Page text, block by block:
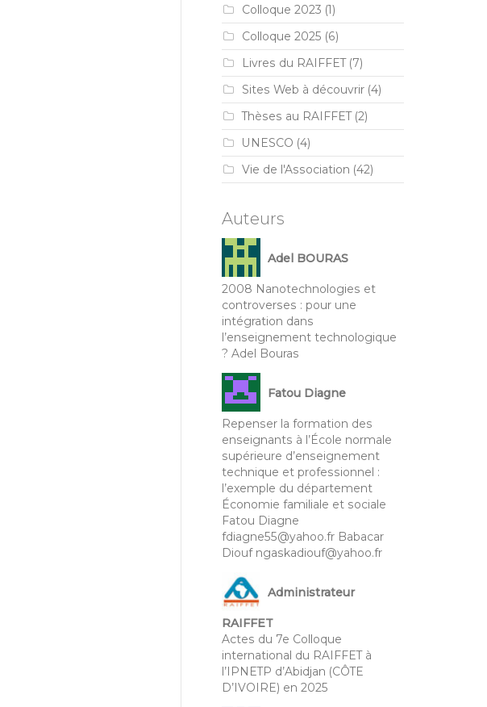
Colloque 2023 (1)
Colloque 2025 (6)
Livres du RAIFFET(7)
Sites Web à découvrir(4)
Thèses au RAIFFET(2)
UNESCO (4)
Vie de l'Association (42)
Auteurs
Adel BOURAS
2008 Nanotechnologies et
controverses : pour une
intégration dans
l’enseignement technologique
? Adel Bouras
Fatou Diagne
Repenser la formation des
enseignants à l’École normale
supérieure d’enseignement
technique et professionnel :
l’exemple du département
Économie familiale et sociale
Fatou Diagne
fdiagne55@yahoo.fr Babacar
Diouf ngaskadiouf@yahoo.fr
Administrateur
RAIFFET
Actes du 7e Colloque
international du RAIFFET à
l’IPNETP d’Abidjan (CÔTE
D’IVOIRE) en 2025